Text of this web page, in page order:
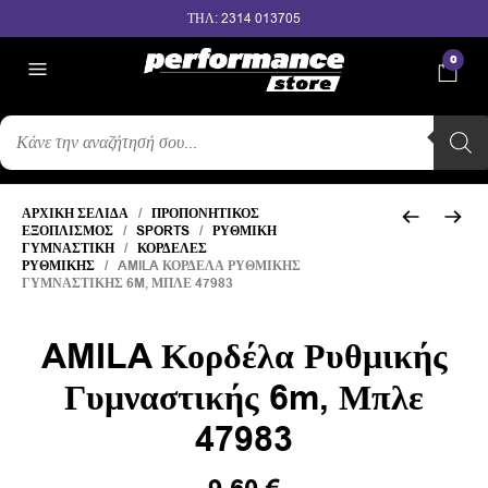
ΤΗΛ: 2314 013705
0
ΑΝΑΖΉΤΗΣΗ
ΠΡΟΪΌΝΤΩΝ
ΑΡΧΙΚΉ ΣΕΛΊΔΑ / ΠΡΟΠΟΝΗΤΙΚΌΣ
ΕΞΟΠΛΙΣΜΌΣ / SPORTS / ΡΥΘΜΙΚΉ
ΓΥΜΝΑΣΤΙΚΉ / ΚΟΡΔΈΛΕΣ
ΡΥΘΜΙΚΉΣ / AMILA ΚΟΡΔΈΛΑ ΡΥΘΜΙΚΉΣ
ΓΥΜΝΑΣΤΙΚΉΣ 6M, ΜΠΛΕ 47983
AMILA Κορδέλα Ρυθμικής
Γυμναστικής 6m, Μπλε
47983